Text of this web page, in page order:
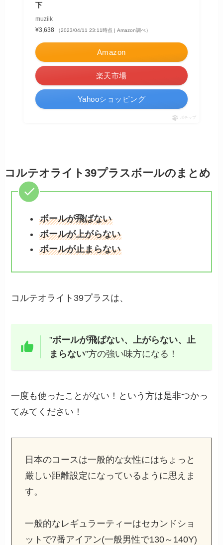
下
muziik
¥3,638
（2023/04/11 23:11時点 | Amazon調べ）
Amazon
楽天市場
Yahooショッピング
ポチップ
コルテオライト39プラスボールのまとめ
ボールが飛ばない
ボールが上がらない
ボールが止まらない
コルテオライト39プラスは、
”ボールが飛ばない、上がらない、止
まらない”方の強い味方になる！
一度も使ったことがない！という方は是非つかっ
てみてください！
日本のコースは一般的な女性にはちょっと
厳しい距離設定になっているように思えま
す。
一般的なレギュラーティーはセカンドショ
ットで7番アイアン(一般男性で130～140Y)